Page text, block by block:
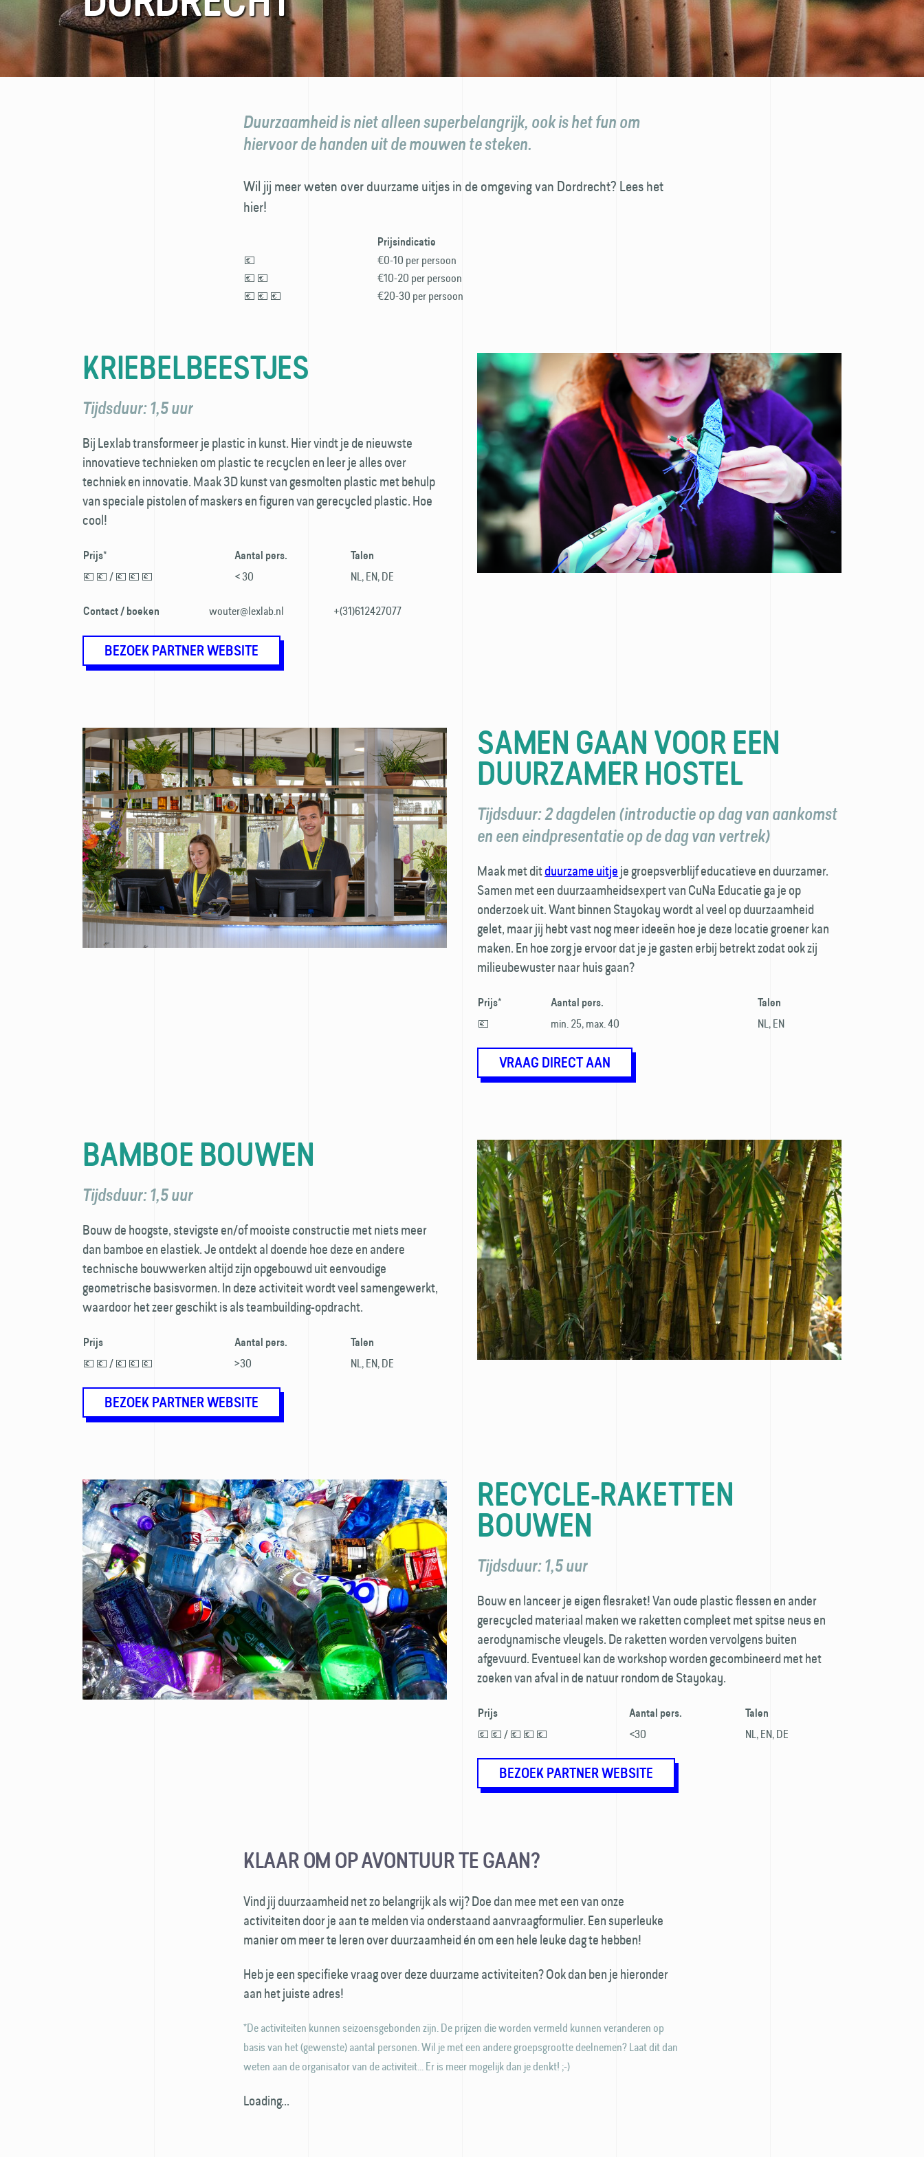
FAQ
Duurzaamheid is niet alleen superbelangrijk, ook is het fun om
hiervoor de handen uit de mouwen te steken.
Wil jij meer weten over duurzame uitjes in de omgeving van Dordrecht? Lees het
hier!
Prijsindicatie
💶
€0-10 per persoon
💶 💶
€10-20 per persoon
💶 💶 💶
€20-30 per persoon
KRIEBELBEESTJES
Tijdsduur: 1,5 uur
Bij Lexlab transformeer je plastic in kunst. Hier vindt je de nieuwste
innovatieve technieken om plastic te recyclen en leer je alles over
techniek en innovatie. Maak 3D kunst van gesmolten plastic met behulp
van speciale pistolen of maskers en figuren van gerecycled plastic. Hoe
cool!
Prijs* Aantal pers. Talen
💶 💶 / 💶 💶 💶 < 30 NL, EN, DE
Contact / boeken wouter@lexlab.nl +(31)612427077
BEZOEK PARTNER WEBSITE
SAMEN GAAN VOOR EEN
DUURZAMER HOSTEL
Tijdsduur: 2 dagdelen (introductie op dag van aankomst
en een eindpresentatie op de dag van vertrek)
Maak met ditduurzame uitjeje groepsverblijf educatieve en duurzamer.
Samen met een duurzaamheidsexpert van CuNa Educatie ga je op
onderzoek uit. Want binnen Stayokay wordt al veel op duurzaamheid
gelet, maar jij hebt vast nog meer ideeën hoe je deze locatie groener kan
maken. En hoe zorg je ervoor dat je je gasten erbij betrekt zodat ook zij
milieubewuster naar huis gaan?
Prijs* Aantal pers. Talen
💶 min. 25, max. 40 NL, EN
VRAAG DIRECT AAN
BAMBOE BOUWEN
Tijdsduur: 1,5 uur
Bouw de hoogste, stevigste en/of mooiste constructie met niets meer
dan bamboe en elastiek. Je ontdekt al doende hoe deze en andere
technische bouwwerken altijd zijn opgebouwd uit eenvoudige
geometrische basisvormen. In deze activiteit wordt veel samengewerkt,
waardoor het zeer geschikt is als teambuilding-opdracht.
Prijs Aantal pers. Talen
💶 💶 / 💶 💶 💶 >30 NL, EN, DE
BEZOEK PARTNER WEBSITE
RECYCLE-RAKETTEN
BOUWEN
Tijdsduur: 1,5 uur
Bouw en lanceer je eigen flesraket! Van oude plastic flessen en ander
gerecycled materiaal maken we raketten compleet met spitse neus en
aerodynamische vleugels. De raketten worden vervolgens buiten
afgevuurd. Eventueel kan de workshop worden gecombineerd met het
zoeken van afval in de natuur rondom de Stayokay.
Prijs Aantal pers. Talen
💶 💶 / 💶 💶 💶 <30 NL, EN, DE
BEZOEK PARTNER WEBSITE
KLAAR OM OP AVONTUUR TE GAAN?
Vind jij duurzaamheid net zo belangrijk als wij? Doe dan mee met een van onze
activiteiten door je aan te melden via onder­staand aanvraag­formulier. Een super­leuke
manier om meer te leren over duurzaam­heid én om een hele leuke dag te hebben!
Heb je een specifieke vraag over deze duurzame activiteiten? Ook dan ben je hieronder
aan het juiste adres!
*De activiteiten kunnen seizoensgebonden zijn. De prijzen die worden vermeld kunnen veranderen op
basis van het (gewenste) aantal personen. Wil je met een andere groeps­grootte deel­nemen? Laat dit dan
weten aan de organisator van de activiteit... Er is meer mogelijk dan je denkt! ;-)
Loading...